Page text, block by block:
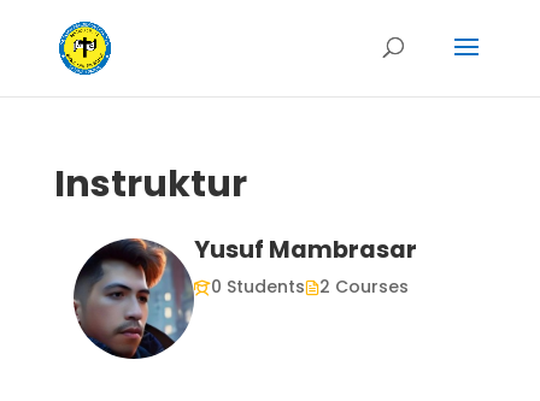
Instruktur
Yusuf Mambrasar
0 Students 2 Courses